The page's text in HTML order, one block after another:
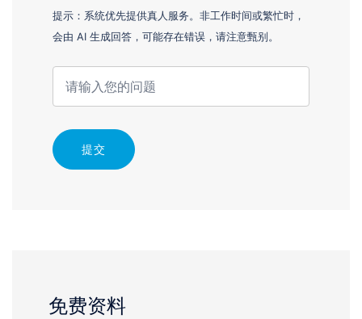
提示：系统优先提供真人服务。非工作时间或繁忙时，
会由 AI 生成回答，可能存在错误，请注意甄别。
提交
免费资料